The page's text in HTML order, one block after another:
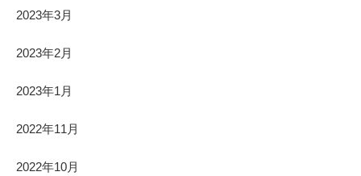
2023年3月
2023年2月
2023年1月
2022年11月
2022年10月